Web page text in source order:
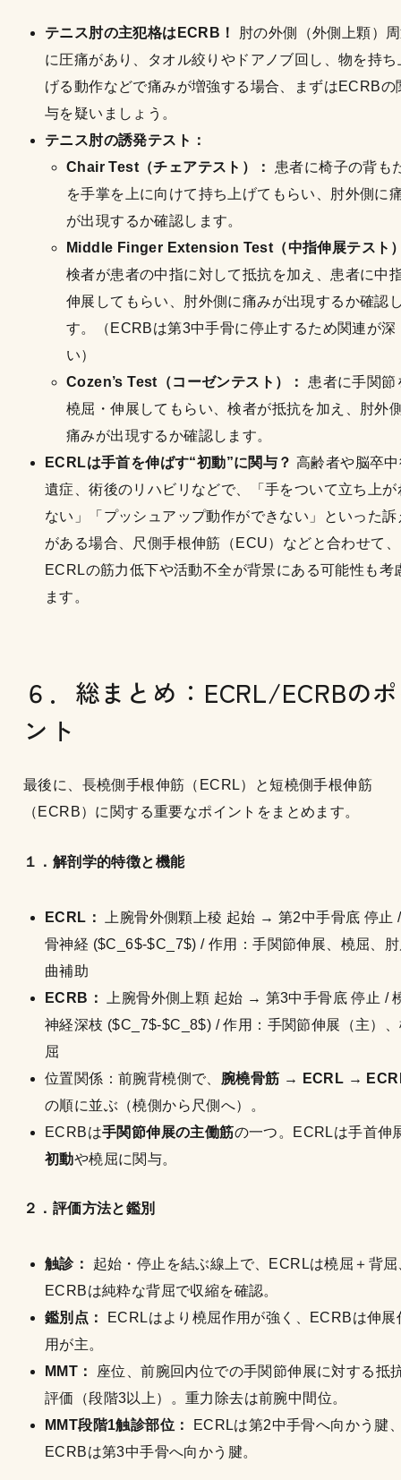
テニス肘の主犯格はECRB！
肘の外側（外側上顆）
に圧痛があり、タオル絞りやドアノブ回し、物を持ち
げる動作などで痛みが増強する場合、まずはECRBの
与を疑いましょう。
テニス肘の誘発テスト：
Chair Test（チェアテスト）：
患者に椅子の背も
を手掌を上に向けて持ち上げてもらい、肘外側に
が出現するか確認します。
Middle Finger Extension Test（中指伸展テスト
検者が患者の中指に対して抵抗を加え、患者に中
伸展してもらい、肘外側に痛みが出現するか確認
す。（ECRBは第3中手骨に停止するため関連が深
い）
Cozen’s Test（コーゼンテスト）：
患者に手関節
橈屈・伸展してもらい、検者が抵抗を加え、肘外
痛みが出現するか確認します。
ECRLは手首を伸ばす“初動”に関与？ 高齢者や脳卒
遺症、術後のリハビリなどで、「手をついて立ち上が
ない」「プッシュアップ動作ができない」といった訴
がある場合、尺側手根伸筋（ECU）などと合わせて、
ECRLの筋力低下や活動不全が背景にある可能性も考
ます。
６．総まとめ：ECRL/ECRBの
ント
最後に、長橈側手根伸筋（ECRL）と短橈側手根伸筋
（ECRB）に関する重要なポイントをまとめます。
１．解剖学的特徴と機能
ECRL：
上腕骨外側顆上稜 起始 → 第2中手骨底 停止
骨神経 ($C_6$-$C_7$) / 作用：手関節伸展、橈屈、
曲補助
ECRB：
上腕骨外側上顆 起始 → 第3中手骨底 停止 /
神経深枝 ($C_7$-$C_8$) / 作用：手関節伸展（主）
屈
位置関係：前腕背橈側で、 腕橈骨筋 → ECRL →
の順に並ぶ（橈側から尺側へ）。
ECRBは手関節伸展の主働筋の一つ。ECRLは手首伸
初動や橈屈に関与。
２．評価方法と鑑別
触診：
起始・停止を結ぶ線上で、ECRLは橈屈＋背屈
ECRBは純粋な背屈で収縮を確認。
鑑別点：
ECRLはより橈屈作用が強く、ECRBは伸展
用が主。
MMT：
座位、前腕回内位での手関節伸展に対する抵
評価（段階3以上）。重力除去は前腕中間位。
MMT段階1触診部位：
ECRLは第2中手骨へ向かう腱
ECRBは第3中手骨へ向かう腱。